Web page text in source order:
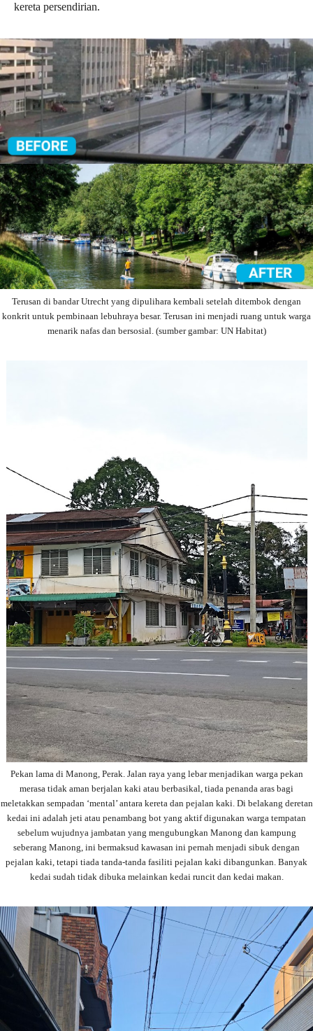
kereta persendirian.
Terusan di bandar Utrecht yang dipulihara kembali setelah ditembok dengan
konkrit untuk pembinaan lebuhraya besar. Terusan ini menjadi ruang untuk warga
menarik nafas dan bersosial. (sumber gambar: UN Habitat)
Pekan lama di Manong, Perak. Jalan raya yang lebar menjadikan warga pekan
merasa tidak aman berjalan kaki atau berbasikal, tiada penanda aras bagi
meletakkan sempadan ‘mental’ antara kereta dan pejalan kaki. Di belakang deretan
kedai ini adalah jeti atau penambang bot yang aktif digunakan warga tempatan
sebelum wujudnya jambatan yang mengubungkan Manong dan kampung
seberang Manong, ini bermaksud kawasan ini pernah menjadi sibuk dengan
pejalan kaki, tetapi tiada tanda-tanda fasiliti pejalan kaki dibangunkan. Banyak
kedai sudah tidak dibuka melainkan kedai runcit dan kedai makan.